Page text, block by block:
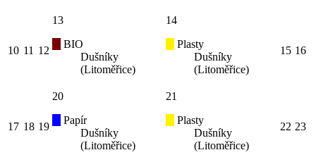
10 11 12
13
BIO
Dušníky
(Litoměřice)
14
Plasty
Dušníky
(Litoměřice)
15 16
17 18 19
20
Papír
Dušníky
(Litoměřice)
21
Plasty
Dušníky
(Litoměřice)
22 23